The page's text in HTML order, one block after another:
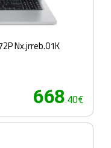
Nx.jrreb.01K
668.40€